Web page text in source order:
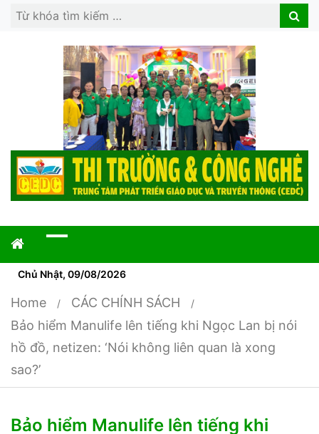
Search
Search
Chủ Nhật, 09/08/2026
Home
CÁC CHÍNH SÁCH
Bảo hiểm Manulife lên tiếng khi Ngọc Lan bị nói
hồ đồ, netizen: ‘Nói không liên quan là xong
sao?’
Bảo hiểm Manulife lên tiếng khi